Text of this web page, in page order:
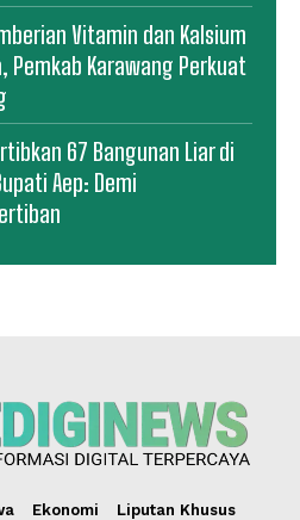
Vitamin dan Kalsium
Pemkab Karawang Perkuat
67 Bangunan Liar di
Aep: Demi
Ekonomi
Liputan Khusus